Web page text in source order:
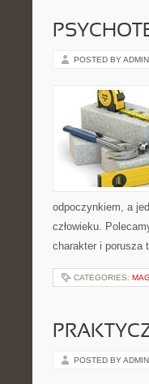
POSTED BY ADMIN
odpoczynkiem, a
człowieku.
charakter i
CATEGORIES:
POSTED BY ADMIN